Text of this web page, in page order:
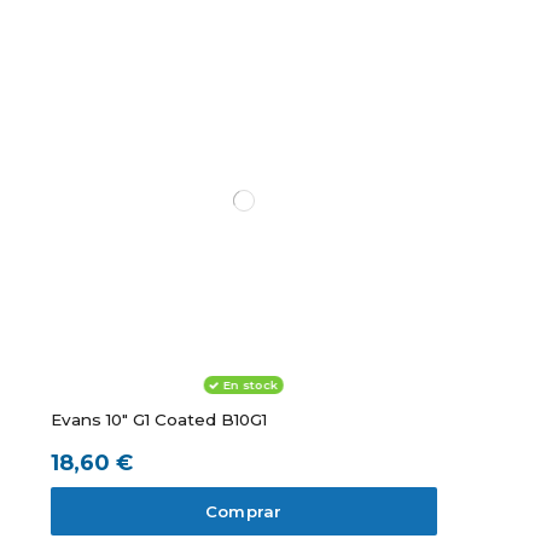
En stock
Evans 10" G1 Coated B10G1
18,60 €
Comprar